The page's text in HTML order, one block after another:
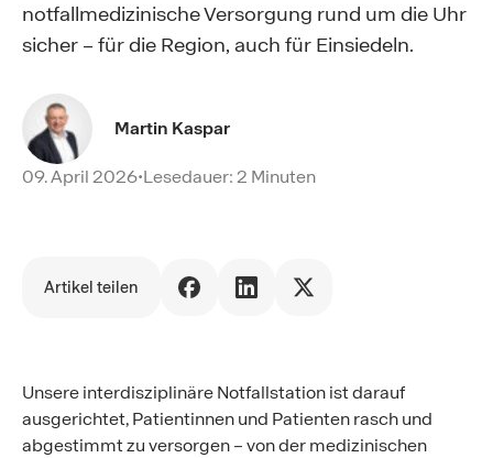
notfallmedizinische Versorgung rund um die Uhr
sicher – für die Region, auch für Einsiedeln.
Martin Kaspar
09. April 2026•Lesedauer: 2 Minuten
Artikel teilen
Unsere interdisziplinäre Notfallstation ist darauf
ausgerichtet, Patientinnen und Patienten rasch und
abgestimmt zu versorgen – von der medizinischen